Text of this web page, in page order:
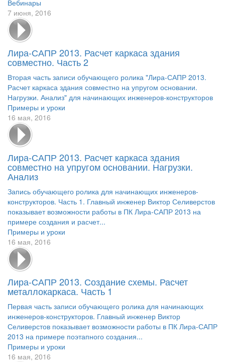
Вебинары
7 июня, 2016
Лира-САПР 2013. Расчет каркаса здания
совместно. Часть 2
Вторая часть записи обучающего ролика "Лира-САПР 2013.
Расчет каркаса здания совместно на упругом основании.
Нагрузки. Анализ" для начинающих инженеров-конструкторов
Примеры и уроки
16 мая, 2016
Лира-САПР 2013. Расчет каркаса здания
совместно на упругом основании. Нагрузки.
Анализ
Запись обучающего ролика для начинающих инженеров-
конструкторов. Часть 1. Главный инженер Виктор Селиверстов
показывает возможности работы в ПК Лира-САПР 2013 на
примере создания и расчет...
Примеры и уроки
16 мая, 2016
Лира-САПР 2013. Создание схемы. Расчет
металлокаркаса. Часть 1
Первая часть записи обучающего ролика для начинающих
инженеров-конструкторов. Главный инженер Виктор
Селиверстов показывает возможности работы в ПК Лира-САПР
2013 на примере поэтапного создания...
Примеры и уроки
16 мая, 2016